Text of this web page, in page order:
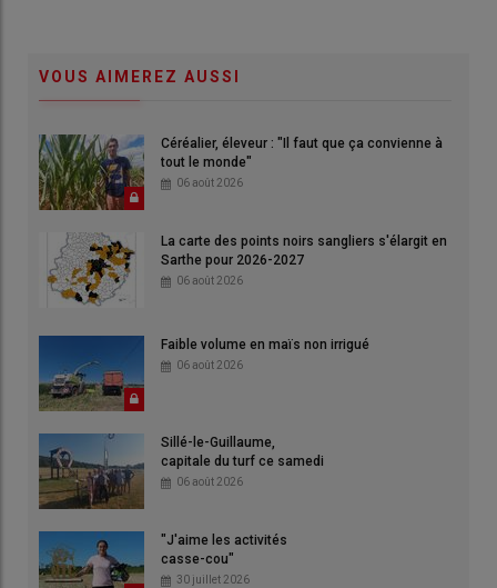
VOUS AIMEREZ AUSSI
Céréalier, éleveur : "Il faut que ça convienne à
tout le monde"
06 août 2026
La carte des points noirs sangliers s'élargit en
Sarthe pour 2026-2027
06 août 2026
Faible volume en maïs non irrigué
06 août 2026
Sillé-le-Guillaume,
capitale du turf ce samedi
06 août 2026
"J'aime les activités
casse-cou"
30 juillet 2026